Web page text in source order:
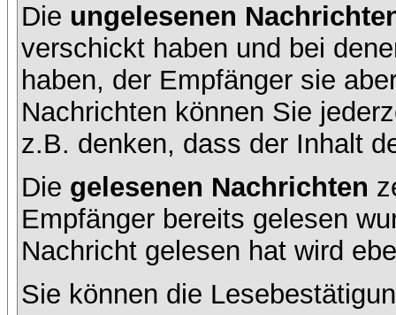
Die ungelesenen
verschickt haben und bei
haben, der Empfänger sie
Nachrichten können Sie
z.B. denken, dass der Inhalt
Die gelesenen Nachrichten
Empfänger bereits gelesen
Nachricht gelesen hat wird
Sie können die